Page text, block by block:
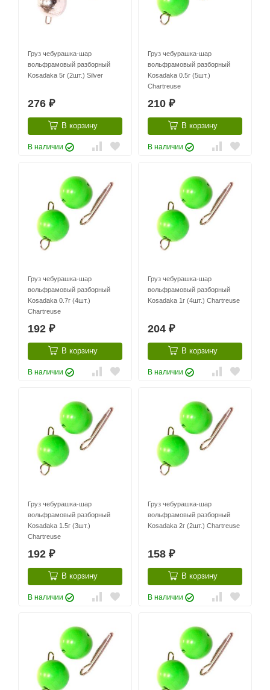
Груз чебурашка-шар
вольфрамовый разборный
Kosadaka 5г (2шт.) Silver
276 ₽
В корзину
В наличии
Груз чебурашка-шар
вольфрамовый разборный
Kosadaka 0.5г (5шт.)
Chartreuse
210 ₽
В корзину
В наличии
Груз чебурашка-шар
вольфрамовый разборный
Kosadaka 0.7г (4шт.)
Chartreuse
192 ₽
В корзину
В наличии
Груз чебурашка-шар
вольфрамовый разборный
Kosadaka 1г (4шт.) Chartreuse
204 ₽
В корзину
В наличии
Груз чебурашка-шар
вольфрамовый разборный
Kosadaka 1.5г (3шт.)
Chartreuse
192 ₽
В корзину
В наличии
Груз чебурашка-шар
вольфрамовый разборный
Kosadaka 2г (2шт.) Chartreuse
158 ₽
В корзину
В наличии